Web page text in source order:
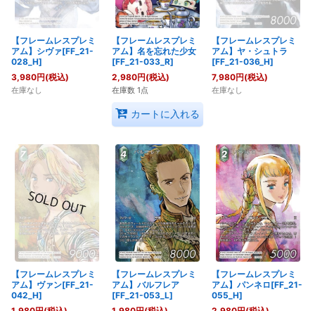
【フレームレスプレミ
アム】シヴァ[FF_21-
028_H]
3,980円(税込)
在庫なし
【フレームレスプレミ
アム】名を忘れた少女
[FF_21-033_R]
2,980円(税込)
在庫数 1点
カートに入れる
【フレームレスプレミ
アム】ヤ・シュトラ
[FF_21-036_H]
7,980円(税込)
在庫なし
【フレームレスプレミ
アム】ヴァン[FF_21-
042_H]
【フレームレスプレミ
アム】バルフレア
[FF_21-053_L]
【フレームレスプレミ
アム】パンネロ[FF_21-
055_H]